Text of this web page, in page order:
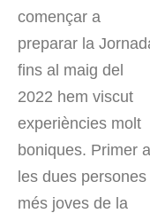
començar a
preparar la
fins al maig del
2022 hem viscut
experiències molt
boniques. Primer a
les dues persones
més joves de la